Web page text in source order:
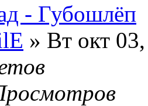
- Губошлёп
» Вт окт